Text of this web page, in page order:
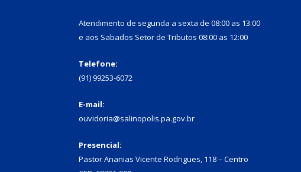
Atendimento de segunda a sexta de 08:00 as 13:00
e aos Sabados Setor de Tributos 08:00 as 12:00
Telefone:
(91) 99253-6072
E-mail:
ouvidoria@salinopolis.pa.gov.br
Presencial:
Pastor Ananias Vicente Rodrigues, 118 – Centro